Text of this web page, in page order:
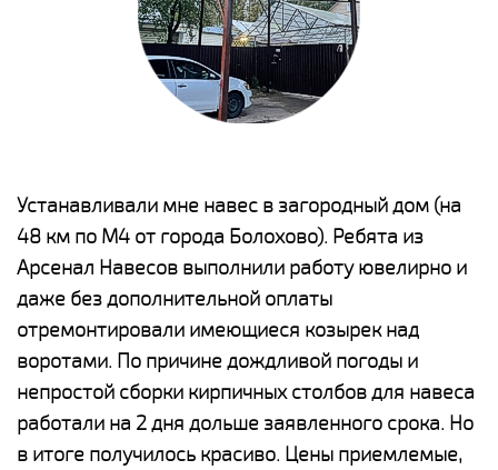
Устанавливали мне навес в загородный дом (на
48 км по М4 от города Болохово). Ребята из
Арсенал Навесов выполнили работу ювелирно и
даже без дополнительной оплаты
отремонтировали имеющиеся козырек над
воротами. По причине дождливой погоды и
непростой сборки кирпичных столбов для навеса
работали на 2 дня дольше заявленного срока. Но
в итоге получилось красиво. Цены приемлемые,